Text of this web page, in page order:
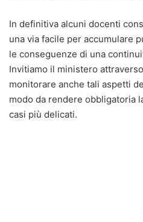
In definitiva alcuni docenti
una via facile per accumulare
le conseguenze di una
Invitiamo il ministero
monitorare anche tali aspetti
modo da rendere obbligatoria
casi più delicati.